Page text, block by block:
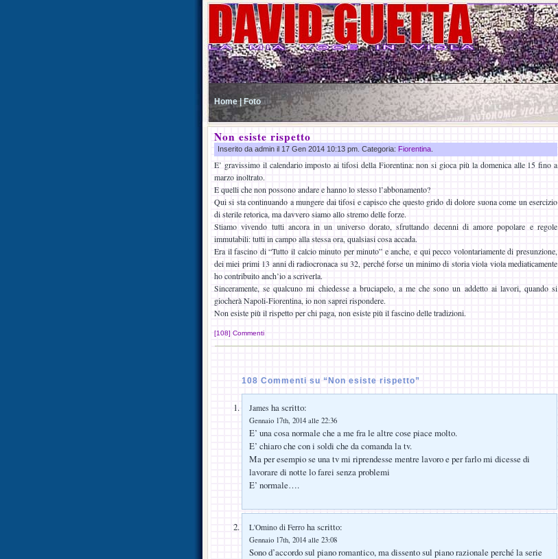
Home | Foto
Non esiste rispetto
Inserito da admin il 17 Gen 2014 10:13 pm. Categoria: Fiorentina
E’ gravissimo il calendario imposto ai tifosi della Fiorentina: non si gioca più la domenica alle 15 fino a
marzo inoltrato.
E quelli che non possono andare e hanno lo stesso l’abbonamento?
Qui si sta continuando a mungere dai tifosi e capisco che questo grido di dolore suona come un esercizio
di sterile retorica, ma davvero siamo allo stremo delle forze.
Stiamo vivendo tutti ancora in un universo dorato, sfruttando decenni di amore popolare e regole
immutabili: tutti in campo alla stessa ora, qualsiasi cosa accada.
Era il fascino di “Tutto il calcio minuto per minuto” e anche, e qui pecco volontariamente di presunzione,
dei miei primi 13 anni di radiocronaca su 32, perché forse un minimo di storia viola viola mediaticamente
ho contribuito anch’io a scriverla.
Sinceramente, se qualcuno mi chiedesse a bruciapelo, a me che sono un addetto ai lavori, quando si
giocherà Napoli-Fiorentina, io non saprei rispondere.
Non esiste più il rispetto per chi paga, non esiste più il fascino delle tradizioni.
[108] Commenti
108 Commenti su “Non esiste rispetto”
James ha scritto:
Gennaio 17th, 2014 alle 22:36
E’ una cosa normale che a me fra le altre cose piace molto.
E’ chiaro che con i soldi che da comanda la tv.
Ma per esempio se una tv mi riprendesse mentre lavoro e per farlo mi dicesse di
lavorare di notte lo farei senza problemi
E’ normale….
L'Omino di Ferro ha scritto:
Gennaio 17th, 2014 alle 23:08
Sono d’accordo sul piano romantico, ma dissento sul piano razionale perché la serie